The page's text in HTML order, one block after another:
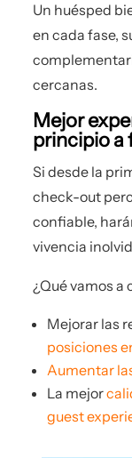
Un huésped
en cada fase,
cercanas.
Mejor
principio a
Si desde la
check-out
confiable,
vivencia
¿Qué vamos a
Mejorar las
posiciones
Aumentar
La mejor
guest